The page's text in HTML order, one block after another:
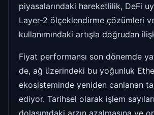
piyasalarındaki hareketlilik, DeFi
Layer-2 ölçeklendirme çözümleri
kullanımındaki artışla doğrudan
Fiyat performansı son dönemde
de, ağ üzerindeki bu yoğunluk
ekosisteminde yeniden canlanan
ediyor. Tarihsel olarak işlem
dolaşımdaki arzın azalmasına ve